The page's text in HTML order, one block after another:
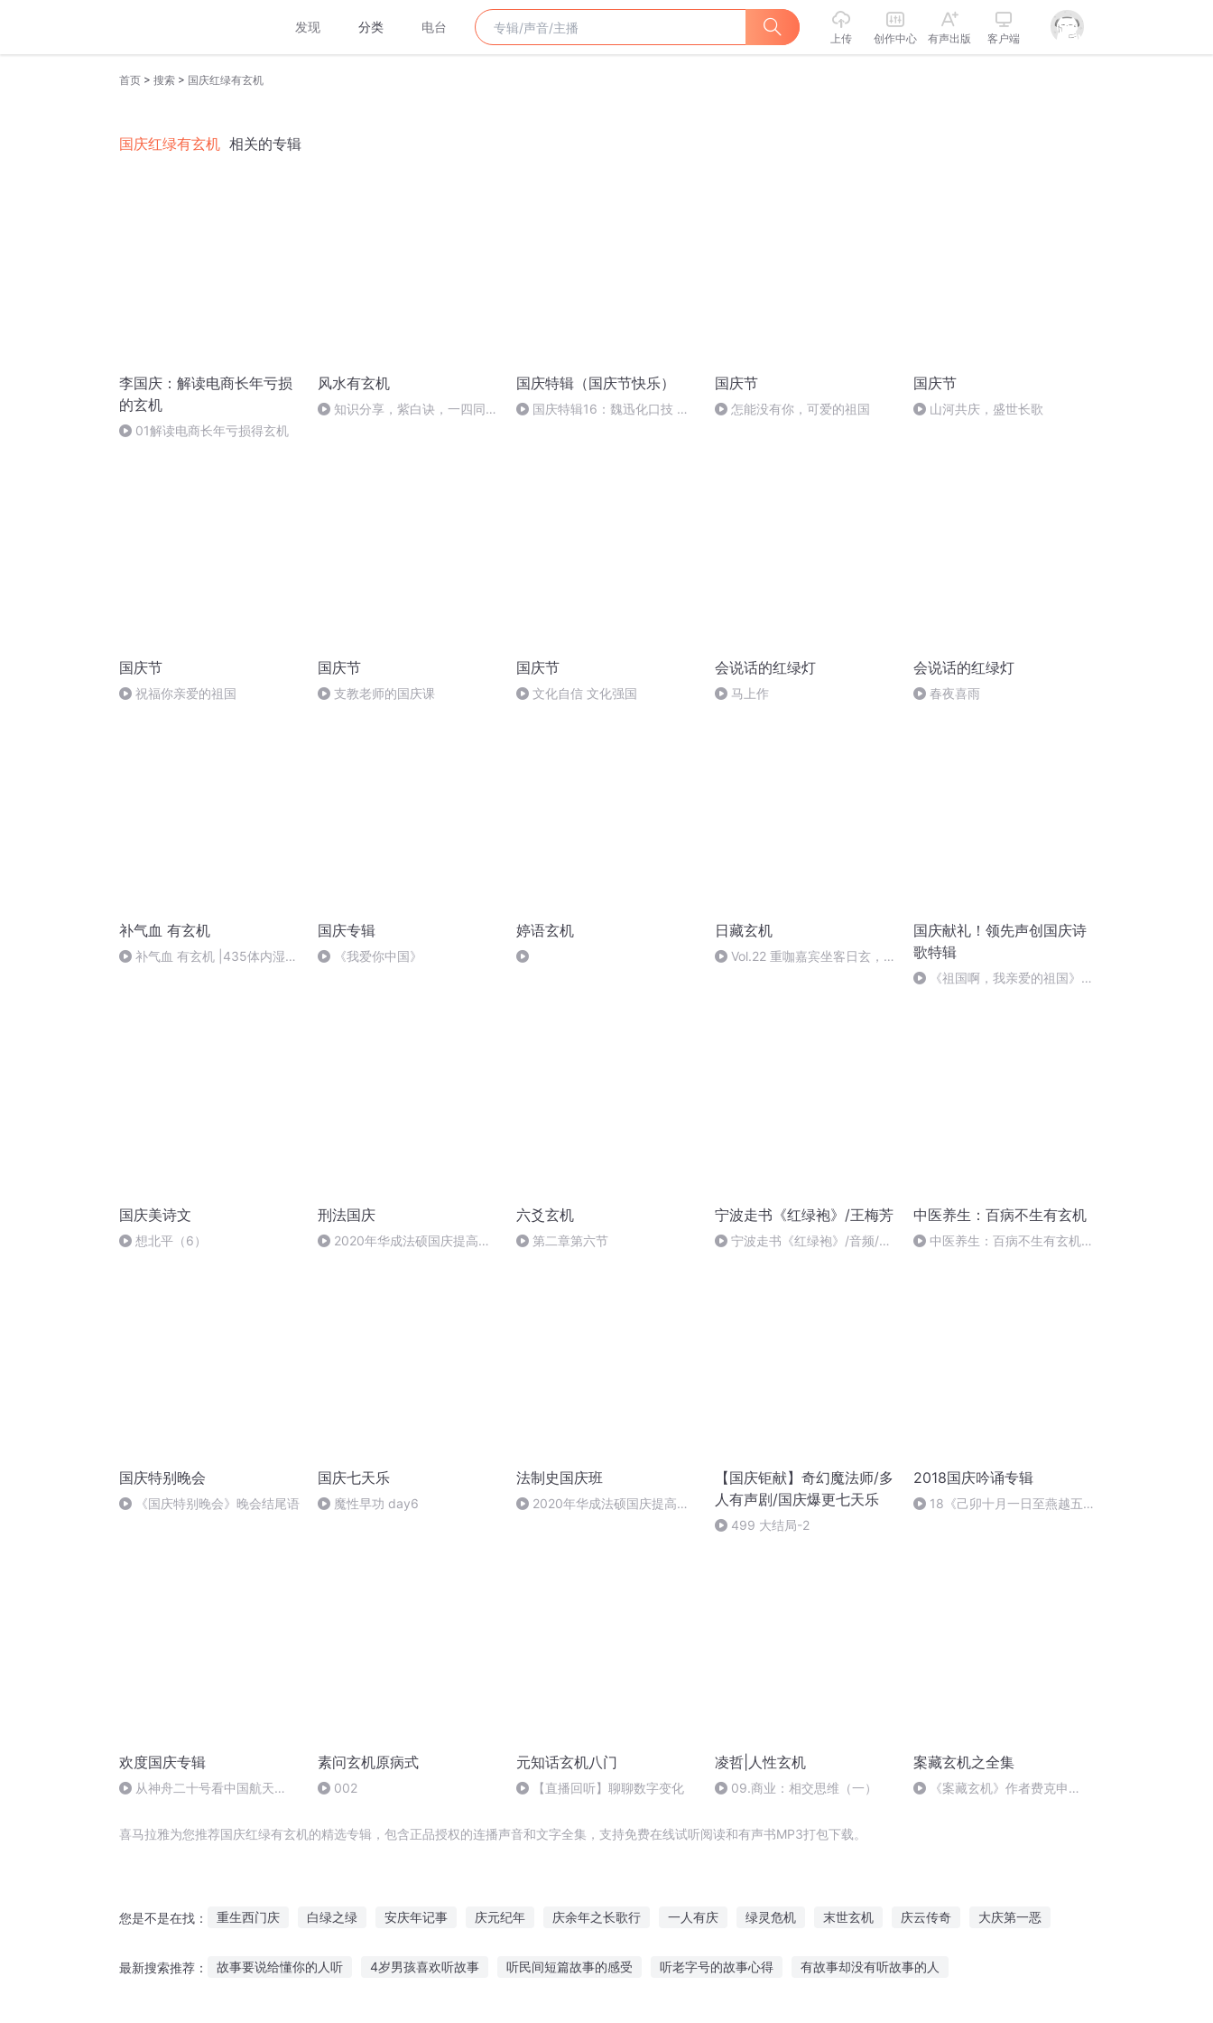
发现 分类 电台
上传 创作中心 有声出版 客户端
首页 > 搜索 > 国庆红绿有玄机
国庆红绿有玄机 相关的专辑
李国庆：解读电商长年亏损
的玄机
01解读电商长年亏损得玄机
风水有玄机
知识分享，紫白诀，一四同
国庆特辑（国庆节快乐）
国庆特辑16：魏迅化口技 二
国庆节
怎能没有你，可爱的祖国
国庆节
山河共庆，盛世长歌
国庆节
祝福你亲爱的祖国
国庆节
支教老师的国庆课
国庆节
文化自信 文化强国
会说话的红绿灯
马上作
会说话的红绿灯
春夜喜雨
补气血 有玄机
补气血 有玄机 |435体内湿热
国庆专辑
《我爱你中国》
婷语玄机 日藏玄机
Vol.22 重咖嘉宾坐客日玄，
国庆献礼！领先声创国庆诗
歌特辑
《祖国啊，我亲爱的祖国》温
国庆美诗文
想北平（6）
刑法国庆
2020年华成法硕国庆提高班
六爻玄机
第二章第六节
宁波走书《红绿袍》/王梅芳
宁波走书《红绿袍》/音频/第
中医养生：百病不生有玄机
中医养生：百病不生有玄机
国庆特别晚会
《国庆特别晚会》晚会结尾语
国庆七天乐
魔性早功 day6
法制史国庆班
2020年华成法硕国庆提高班
【国庆钜献】奇幻魔法师/多
人有声剧/国庆爆更七天乐
499 大结局-2
2018国庆吟诵专辑
18《己卯十月一日至燕越五
欢度国庆专辑
从神舟二十号看中国航天
素问玄机原病式
002
元知话玄机八门
【直播回听】聊聊数字变化
凌哲|人性玄机
09.商业：相交思维（一）
案藏玄机之全集
《案藏玄机》作者费克申
喜马拉雅为您推荐国庆红绿有玄机的精选专辑，包含正品授权的连播声音和文字全集，支持免费在线试听阅读和有声书MP3打包下载。
您是不是在找： 重生西门庆 白绿之绿 安庆年记事 庆元纪年 庆余年之长歌行 一人有庆 绿灵危机 末世玄机 庆云传奇 大庆第一恶
最新搜索推荐： 故事要说给懂你的人听 4岁男孩喜欢听故事 听民间短篇故事的感受 听老字号的故事心得 有故事却没有听故事的人